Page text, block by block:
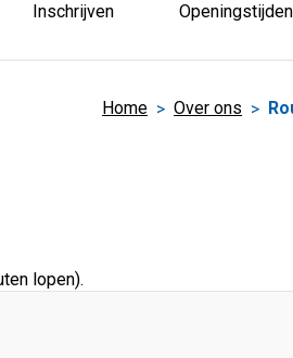
Inschrijven Openingstijden
Home Over ons
lopen).